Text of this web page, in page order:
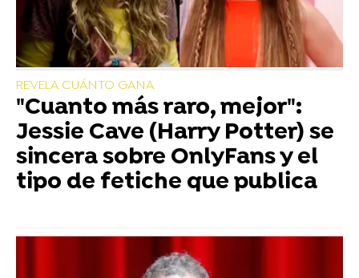
REVELA CUÁNTO GANA
"Cuanto más raro, mejor":
Jessie Cave (Harry Potter) se
sincera sobre OnlyFans y el
tipo de fetiche que publica